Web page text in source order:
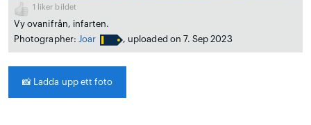
1 liker bildet
Vy ovanifrån, infarten.
Photographer: Joar , uploaded on 7. Sep 2023
📸 Ladda upp ett foto